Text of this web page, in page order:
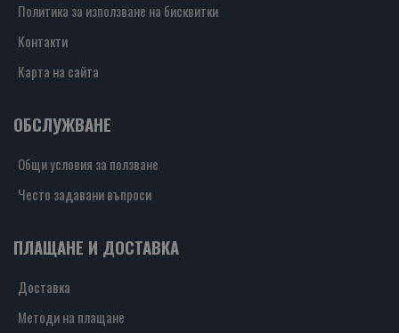
Политика за използване на бисквитки
Контакти
Карта на сайта
ОБСЛУЖВАНЕ
Общи условия за ползване
Често задавани въпроси
ПЛАЩАНЕ И ДОСТАВКА
Доставка
Методи на плащане